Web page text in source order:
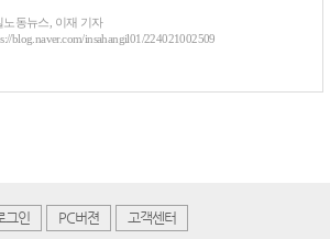
노동뉴스, 이재 기자
blog.naver.com/insahangil01/224021002509
그인 PC버젼 고객센터